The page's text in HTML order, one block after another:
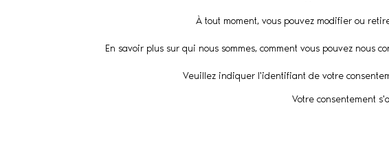
À tout moment, vous pouvez modifier ou
En savoir plus sur qui nous sommes, comment vous pouvez nous
Veuillez indiquer l'identifiant de votre
Votre consentement